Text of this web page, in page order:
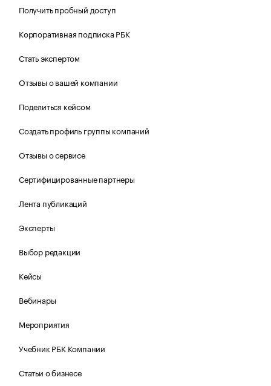
Получить пробный доступ
Корпоративная подписка РБК
Стать экспертом
Отзывы о вашей компании
Поделиться кейсом
Создать профиль группы компаний
Отзывы о сервисе
Сертифицированные партнеры
Лента публикаций
Эксперты
Выбор редакции
Кейсы
Вебинары
Мероприятия
Учебник РБК Компании
Статьи о бизнесе